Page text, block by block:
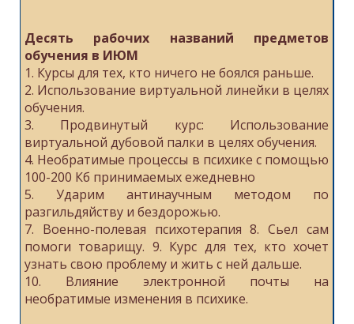
Десять рабочих названий предметов
обучения в ИЮМ
1. Курсы для тех, кто ничего не боялся раньше.
2. Использование виртуальной линейки в целях
обучения.
3. Продвинутый курс: Использование
виртуальной дубовой палки в целях обучения.
4. Необратимые процессы в психике с помощью
100-200 Кб принимаемых ежедневно
5. Ударим антинаучным методом по
разгильдяйству и бездорожью.
7. Военно-полевая психотерапия 8. Сьел сам
помоги товарищу. 9. Курс для тех, кто хочет
узнать свою проблему и жить с ней дальше.
10. Влияние электронной почты на
необратимые изменения в психике.